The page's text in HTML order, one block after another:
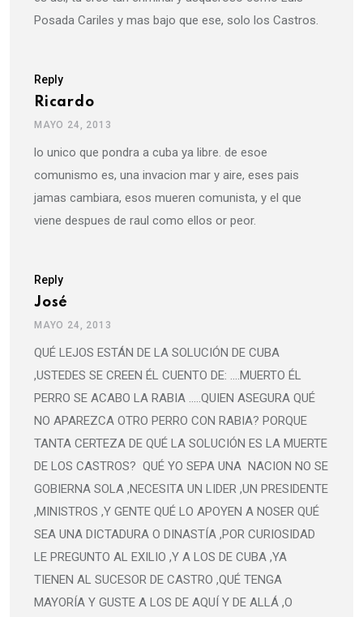
Posada Cariles y mas bajo que ese, solo los Castros.
Reply
Ricardo
MAYO 24, 2013
lo unico que pondra a cuba ya libre. de esoe
comunismo es, una invacion mar y aire, eses pais
jamas cambiara, esos mueren comunista, y el que
viene despues de raul como ellos or peor.
Reply
José
MAYO 24, 2013
QUÉ LEJOS ESTÁN DE LA SOLUCIÓN DE CUBA
,USTEDES SE CREEN ÉL CUENTO DE: ….MUERTO ÉL
PERRO SE ACABO LA RABIA …..QUIEN ASEGURA QUÉ
NO APAREZCA OTRO PERRO CON RABIA? PORQUE
TANTA CERTEZA DE QUÉ LA SOLUCIÓN ES LA MUERTE
DE LOS CASTROS? QUÉ YO SEPA UNA NACION NO SE
GOBIERNA SOLA ,NECESITA UN LIDER ,UN PRESIDENTE
,MINISTROS ,Y GENTE QUÉ LO APOYEN A NOSER QUÉ
SEA UNA DICTADURA O DINASTÍA ,POR CURIOSIDAD
LE PREGUNTO AL EXILIO ,Y A LOS DE CUBA ,YA
TIENEN AL SUCESOR DE CASTRO ,QUÉ TENGA
MAYORÍA Y GUSTE A LOS DE AQUÍ Y DE ALLÁ ,O